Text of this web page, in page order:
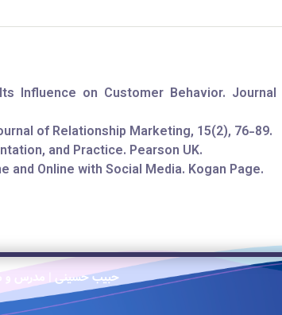
Influence on Customer Behavior.
of Relationship Marketing, 15(2), 76-89.
and Practice. Pearson UK.
and Online with Social Media. Kogan Page.
حبیب حسینی | مدرس و